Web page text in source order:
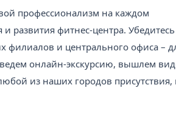
профессионализм на каждом
и развития фитнес-центра.
филиалов и центрального офиса –
онлайн-экскурсию, вышлем
из наших городов